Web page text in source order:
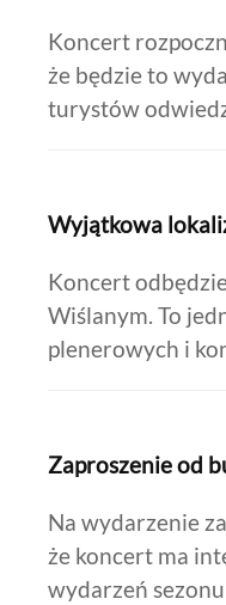
Koncert
że będzie to
turystów
Wyjątkowa
Koncert
Wiślanym. To
plenerowych i
Zaproszenie od
Na wydarzenie
że koncert ma
wydarzeń